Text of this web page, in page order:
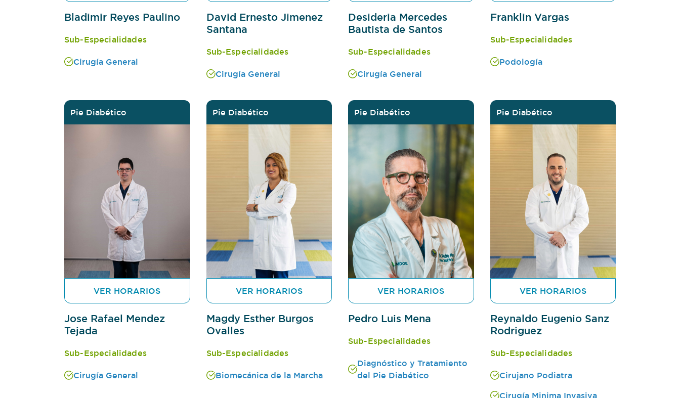
Bladimir Reyes Paulino
Sub-Especialidades
Cirugía General
David Ernesto Jimenez
Santana
Sub-Especialidades
Cirugía General
Desideria Mercedes
Bautista de Santos
Sub-Especialidades
Cirugía General
Franklin Vargas
Sub-Especialidades
Podología
Pie Diabético
VER HORARIOS
Jose Rafael Mendez
Tejada
Sub-Especialidades
Cirugía General
Pie Diabético
VER HORARIOS
Magdy Esther Burgos
Ovalles
Sub-Especialidades
Biomecánica de la Marcha
Pie Diabético
VER HORARIOS
Pedro Luis Mena
Sub-Especialidades
Diagnóstico y Tratamiento
del Pie Diabético
Pie Diabético
VER HORARIOS
Reynaldo Eugenio Sanz
Rodriguez
Sub-Especialidades
Cirujano Podiatra
Cirugía Minima Invasiva